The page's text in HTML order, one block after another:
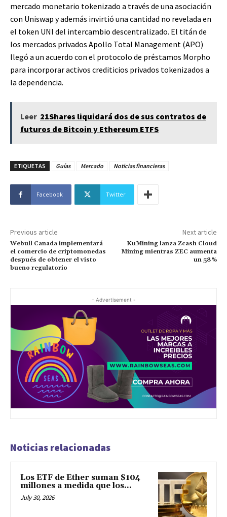
mercado monetario tokenizado a través de una asociación
con Uniswap y además invirtió una cantidad no revelada en
el token UNI del intercambio descentralizado. El titán de
los mercados privados Apollo Total Management (APO)
llegó a un acuerdo con el protocolo de préstamos Morpho
para incorporar activos crediticios privados tokenizados a
la dependencia.
Leer 21Shares liquidará dos de sus contratos de
futuros de Bitcoin y Ethereum ETFS
ETIQUETAS Guías Mercado Noticias financieras
Facebook Twitter
Previous article
Webull Canada implementará
el comercio de criptomonedas
después de obtener el visto
bueno regulatorio
Next article
KuMining lanza Zcash Cloud
Mining mientras ZEC aumenta
un 58%
- Advertisement -
Noticias relacionadas
Los ETF de Ether suman $104
millones a medida que los...
July 30, 2026